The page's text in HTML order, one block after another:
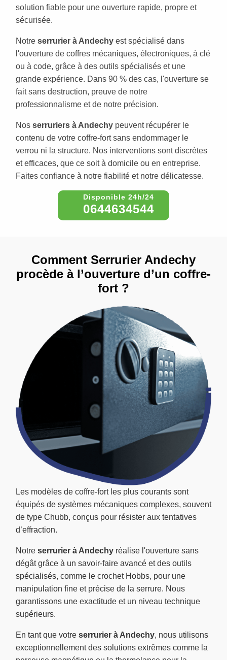
solution fiable pour une ouverture rapide, propre et
sécurisée.
Notre serrurier à Andechy est spécialisé dans
l'ouverture de coffres mécaniques, électroniques, à clé
ou à code, grâce à des outils spécialisés et une
grande expérience. Dans 90 % des cas, l'ouverture se
fait sans destruction, preuve de notre
professionnalisme et de notre précision.
Nos serruriers à Andechy peuvent récupérer le
contenu de votre coffre-fort sans endommager le
verrou ni la structure. Nos interventions sont discrètes
et efficaces, que ce soit à domicile ou en entreprise.
Faites confiance à notre fiabilité et notre délicatesse.
0644634544
Les modèles de coffre-fort les plus courants sont
équipés de systèmes mécaniques complexes, souvent
de type Chubb, conçus pour résister aux tentatives
d’effraction.
Notre serrurier à Andechy réalise l'ouverture sans
dégât grâce à un savoir-faire avancé et des outils
spécialisés, comme le crochet Hobbs, pour une
manipulation fine et précise de la serrure. Nous
garantissons une exactitude et un niveau technique
supérieurs.
En tant que votre serrurier à Andechy, nous utilisons
exceptionnellement des solutions extrêmes comme la
Comment Serrurier Andechy
procède à l’ouverture d’un coffre-
fort ?